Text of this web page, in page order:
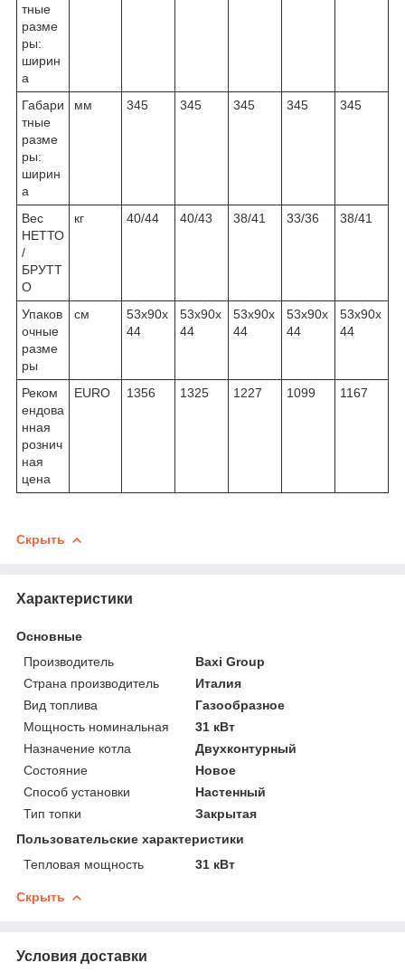
тные
разме
ры:
ширин
а
Габари
тные
разме
ры:
ширин
а
мм 345 345 345 345 345
Вес
НЕТТО
/
БРУТТ
О
кг 40/44 40/43 38/41 33/36 38/41
Упаков
очные
разме
ры
см
53x90x
44
53x90x
44
53x90x
44
53x90x
44
53x90x
44
Реком
ендова
нная
рознич
ная
цена
EURO 1356 1325 1227 1099 1167
Скрыть
Характеристики
Основные
Производитель
Baxi Group
Страна производитель
Италия
Вид топлива
Газообразное
Мощность номинальная
31 кВт
Назначение котла
Двухконтурный
Состояние
Новое
Способ установки
Настенный
Тип топки
Закрытая
Пользовательские характеристики
Тепловая мощность
31 кВт
Скрыть
Условия доставки